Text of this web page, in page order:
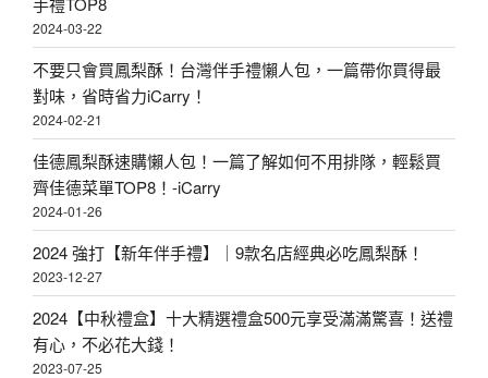
2024-03-22
不要只會買鳳梨酥！台灣伴手禮懶人包，一篇帶你買得最
對味，省時省力iCarry！
2024-02-21
佳德鳳梨酥速購懶人包！一篇了解如何不用排隊，輕鬆買
齊佳德菜單TOP8！-iCarry
2024-01-26
2024 強打【新年伴手禮】｜9款名店經典必吃鳳梨酥！
2023-12-27
2024【中秋禮盒】十大精選禮盒500元享受滿滿驚喜！送禮
有心，不必花大錢！
2023-07-25